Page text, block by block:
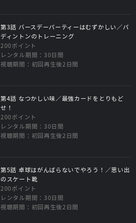
第3話 バースデーパーティーはむずかしい／パ
ディントンのトレーニング
200ポイント
レンタル期間：30日間
視聴期間：初回再生後2日間
第4話 なつかしい味／最強カードをとりもど
せ！
200ポイント
レンタル期間：30日間
視聴期間：初回再生後2日間
第5話 卓球はがんばらないでやろう！／思い出
のスケート靴
200ポイント
レンタル期間：30日間
視聴期間：初回再生後2日間